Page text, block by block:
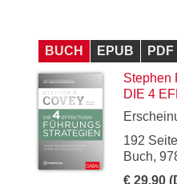
BUCH EPUB
PDF
Stephen
DIE 4
192
Buch,
€ 29,90